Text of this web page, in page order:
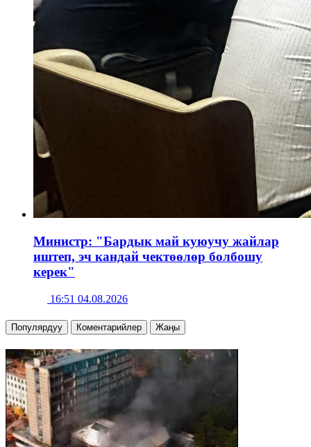
Министр: "Бардык май куюучу жайлар
иштеп, эч кандай чектөөлөр болбошу
керек"
16:51 04.08.2026
Популярдуу Коментарийлер Жаңы